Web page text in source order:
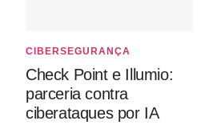
CIBERSEGURANÇA
Check Point e Illumio:
parceria contra
ciberataques por IA